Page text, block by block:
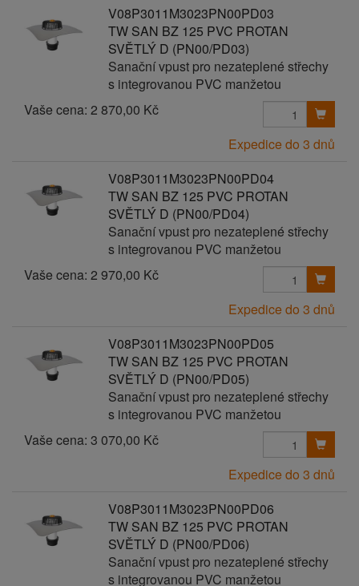
V08P3011M3023PN00PD03
TW SAN BZ 125 PVC PROTAN
SVĚTLÝ D (PN00/PD03)
Sanační vpust pro nezateplené střechy
s integrovanou PVC manžetou
Vaše cena: 2 870,00 Kč
Expedice do 3 dnů
V08P3011M3023PN00PD04
TW SAN BZ 125 PVC PROTAN
SVĚTLÝ D (PN00/PD04)
Sanační vpust pro nezateplené střechy
s integrovanou PVC manžetou
Vaše cena: 2 970,00 Kč
Expedice do 3 dnů
V08P3011M3023PN00PD05
TW SAN BZ 125 PVC PROTAN
SVĚTLÝ D (PN00/PD05)
Sanační vpust pro nezateplené střechy
s integrovanou PVC manžetou
Vaše cena: 3 070,00 Kč
Expedice do 3 dnů
V08P3011M3023PN00PD06
TW SAN BZ 125 PVC PROTAN
SVĚTLÝ D (PN00/PD06)
Sanační vpust pro nezateplené střechy
s integrovanou PVC manžetou